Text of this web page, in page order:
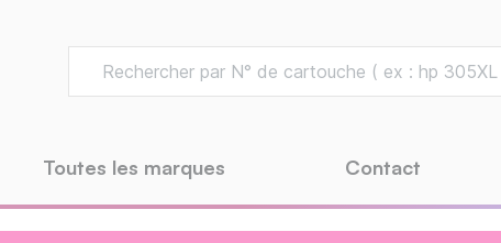
Toutes les marques Contact